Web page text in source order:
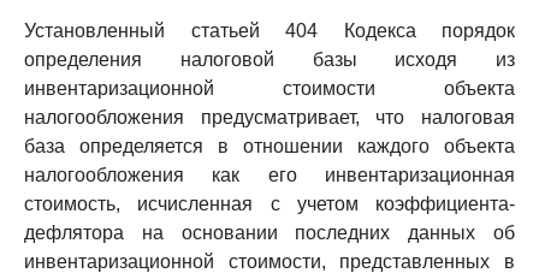
Установленный статьей 404 Кодекса порядок
определения налоговой базы исходя из
инвентаризационной стоимости объекта
налогообложения предусматривает, что налоговая
база определяется в отношении каждого объекта
налогообложения как его инвентаризационная
стоимость, исчисленная с учетом коэффициента-
дефлятора на основании последних данных об
инвентаризационной стоимости, представленных в